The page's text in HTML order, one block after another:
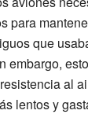
para
que
embargo,
al
lentos y